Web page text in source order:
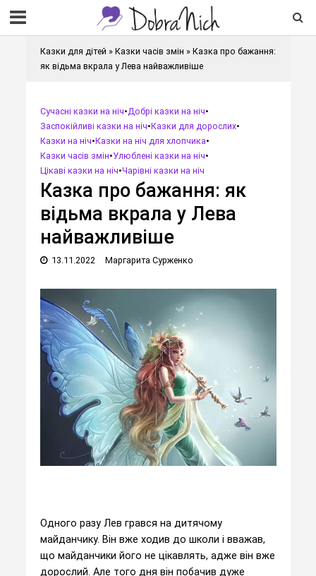
Казки для дітей » Казки часів змін » Казка про бажання:
як відьма вкрала у Лева найважливіше
Cучасні казки на ніч•Добрі казки на ніч•
Заспокійливі казки на ніч•Казки для дорослих•
Казки на ніч•Казки на ніч для хлопчика•
Казки часів змін•Улюблені казки на ніч•
Цікаві казки на ніч•Чарівні казки на ніч
Казка про бажання: як
відьма вкрала у Лева
найважливіше
13.11.2022 Маргарита Сурженко
Одного разу Лев грався на дитячому
майданчику. Він вже ходив до школи і вважав,
що майданчики його не цікавлять, адже він вже
дорослий. Але того дня він побачив дуже